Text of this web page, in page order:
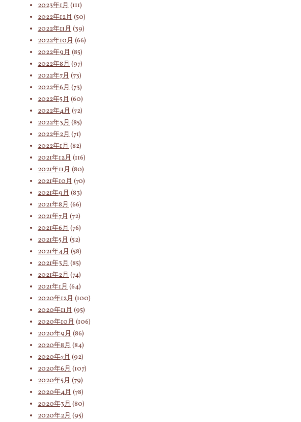
2023年1月 (111)
2022年12月 (50)
2022年11月 (39)
2022年10月 (66)
2022年9月 (85)
2022年8月 (97)
2022年7月 (73)
2022年6月 (73)
2022年5月 (60)
2022年4月 (72)
2022年3月 (85)
2022年2月 (71)
2022年1月 (82)
2021年12月 (116)
2021年11月 (80)
2021年10月 (70)
2021年9月 (83)
2021年8月 (66)
2021年7月 (72)
2021年6月 (76)
2021年5月 (52)
2021年4月 (58)
2021年3月 (85)
2021年2月 (74)
2021年1月 (64)
2020年12月 (100)
2020年11月 (95)
2020年10月 (106)
2020年9月 (86)
2020年8月 (84)
2020年7月 (92)
2020年6月 (107)
2020年5月 (79)
2020年4月 (78)
2020年3月 (80)
2020年2月 (95)